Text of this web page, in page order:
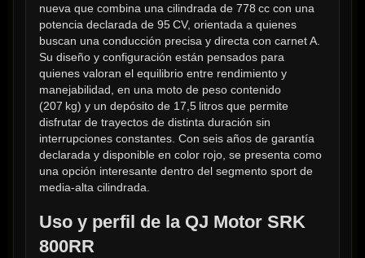
nueva que combina una cilindrada de 778 cc con una
potencia declarada de 95 CV, orientada a quienes
buscan una conducción precisa y directa con carnet A.
Su diseño y configuración están pensados para
quienes valoran el equilibrio entre rendimiento y
manejabilidad, en una moto de peso contenido
(207 kg) y un depósito de 17,5 litros que permite
disfrutar de trayectos de distinta duración sin
interrupciones constantes. Con seis años de garantía
declarada y disponible en color rojo, se presenta como
una opción interesante dentro del segmento sport de
media-alta cilindrada.
Uso y perfil de la QJ Motor SRK
800RR